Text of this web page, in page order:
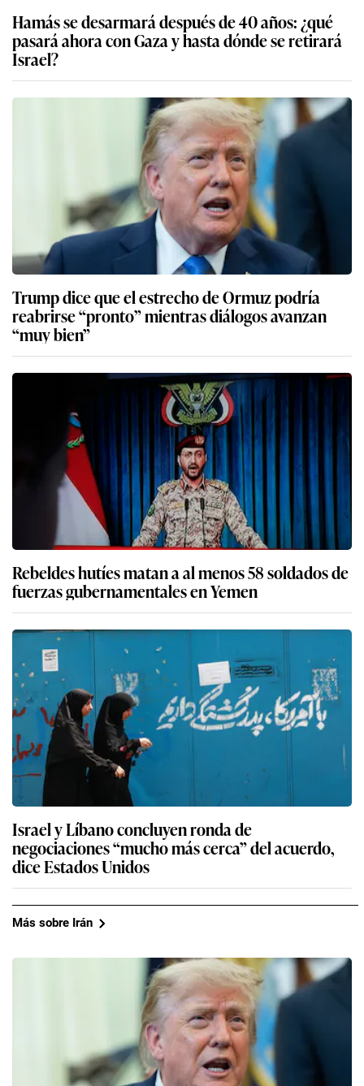
Hamás se desarmará después de 40 años: ¿qué
pasará ahora con Gaza y hasta dónde se retirará
Israel?
Trump dice que el estrecho de Ormuz podría
reabrirse “pronto” mientras diálogos avanzan
“muy bien”
Rebeldes hutíes matan a al menos 58 soldados de
fuerzas gubernamentales en Yemen
Israel y Líbano concluyen ronda de
negociaciones “mucho más cerca” del acuerdo,
dice Estados Unidos
Más sobre Irán